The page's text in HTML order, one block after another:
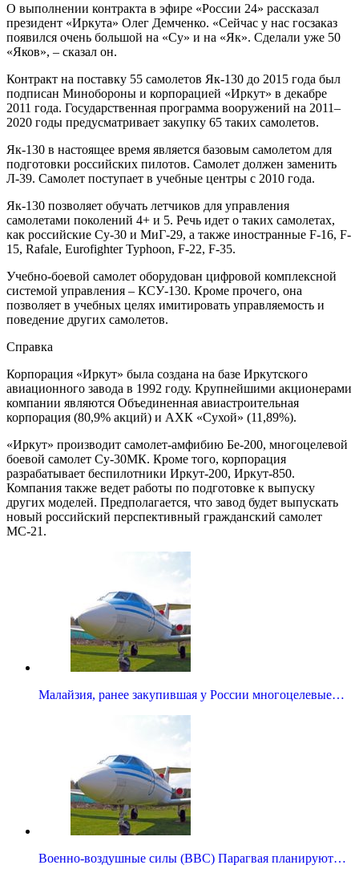
О выполнении контракта в эфире «России 24» рассказал
президент «Иркута» Олег Демченко. «Сейчас у нас госзаказ
появился очень большой на «Су» и на «Як». Сделали уже 50
«Яков», – сказал он.
Контракт на поставку 55 самолетов Як-130 до 2015 года был
подписан Минобороны и корпорацией «Иркут» в декабре
2011 года. Государственная программа вооружений на 2011–
2020 годы предусматривает закупку 65 таких самолетов.
Як-130 в настоящее время является базовым самолетом для
подготовки российских пилотов. Самолет должен заменить
Л-39. Самолет поступает в учебные центры с 2010 года.
Як-130 позволяет обучать летчиков для управления
самолетами поколений 4+ и 5. Речь идет о таких самолетах,
как российские Су-30 и МиГ-29, а также иностранные F-16, F-
15, Rafale, Eurofighter Typhoon, F-22, F-35.
Учебно-боевой самолет оборудован цифровой комплексной
системой управления – КСУ-130. Кроме прочего, она
позволяет в учебных целях имитировать управляемость и
поведение других самолетов.
Справка
Корпорация «Иркут» была создана на базе Иркутского
авиационного завода в 1992 году. Крупнейшими акционерами
компании являются Объединенная авиастроительная
корпорация (80,9% акций) и АХК «Сухой» (11,89%).
«Иркут» производит самолет-амфибию Бе-200, многоцелевой
боевой самолет Су-30МК. Кроме того, корпорация
разрабатывает беспилотники Иркут-200, Иркут-850.
Компания также ведет работы по подготовке к выпуску
других моделей. Предполагается, что завод будет выпускать
новый российский перспективный гражданский самолет
МС-21.
Малайзия, ранее закупившая у России многоцелевые…
Военно-воздушные силы (ВВС) Парагвая планируют…